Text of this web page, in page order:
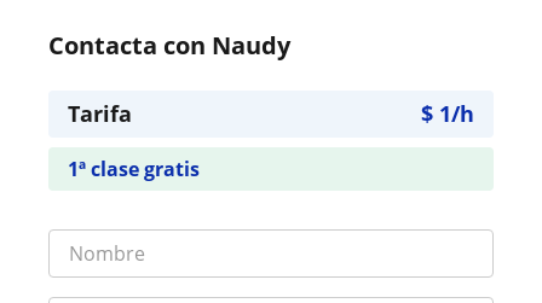
Contacta con Naudy
Tarifa $ 1/h
1ª clase gratis